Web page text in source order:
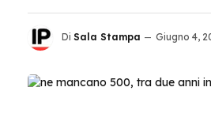
Di Sala Stampa Giugno 4,